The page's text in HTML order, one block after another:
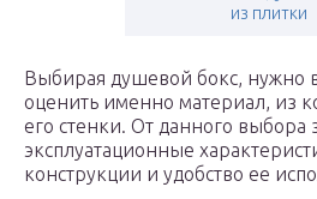
из плитки
Выбирая душевой бокс, нужно
оценить именно материал, из
его стенки. От данного выбора
эксплуатационные
конструкции и удобство ее